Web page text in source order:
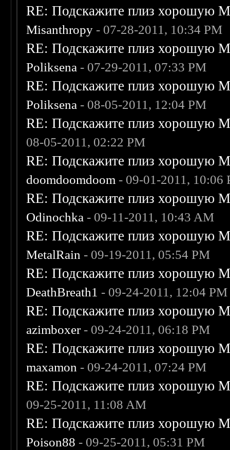
RE: Подскажите плиз хорошую
Misanthropy - 07-28-2011, 10:34 PM
RE: Подскажите плиз хорошую
Poliksena - 07-29-2011, 07:33 PM
RE: Подскажите плиз хорошую
Poliksena - 08-05-2011, 12:04 PM
RE: Подскажите плиз хорошую
08-05-2011, 02:22 PM
RE: Подскажите плиз хорошую
doomdoomdoom - 09-01-2011, 10:06
RE: Подскажите плиз хорошую
Odinochka - 09-11-2011, 10:43 AM
RE: Подскажите плиз хорошую
MetalRain - 09-19-2011, 05:54 PM
RE: Подскажите плиз хорошую
DeathBreath1 - 09-24-2011, 12:04 PM
RE: Подскажите плиз хорошую
azimboxer- 09-24-2011, 06:18 PM
RE: Подскажите плиз хорошую
maxamon - 09-24-2011, 07:24 PM
RE: Подскажите плиз хорошую
09-25-2011, 11:08 AM
RE: Подскажите плиз хорошую
Poison88 - 09-25-2011, 05:31 PM